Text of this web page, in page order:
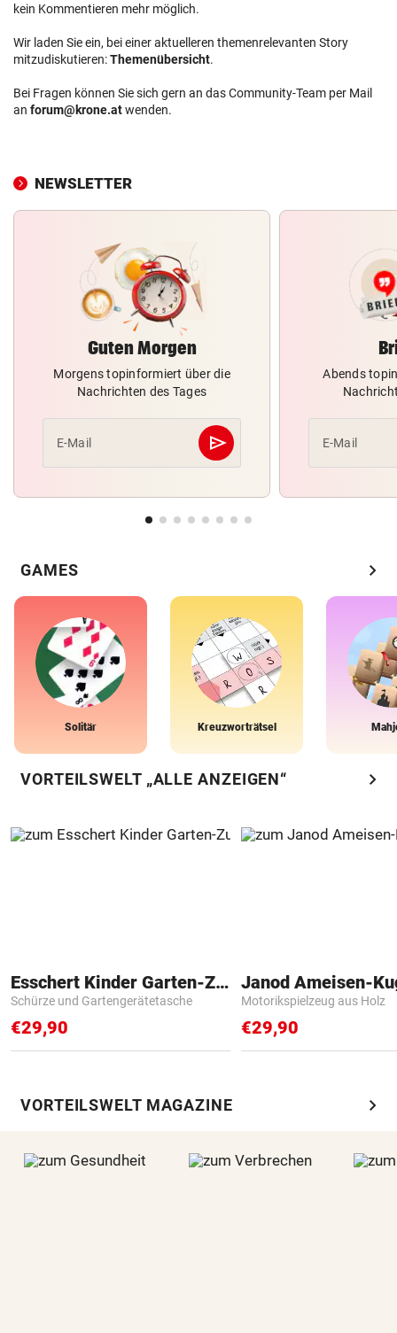
kein Kommentieren mehr möglich.
Wir laden Sie ein, bei einer aktuelleren themenrelevanten Story
mitzudiskutieren:Themenübersicht.
Bei Fragen können Sie sich gern an das Community-Team per Mail
an forum@krone.atwenden.
NEWSLETTER
Guten Morgen
Morgens topinformiert über die
Nachrichten des Tages
E-Mail send
Abschicken
Abends
E-Mail
GAMES chevron_right
Solitär Kreuzworträtsel
VORTEILSWELT „ALLE ANZEIGEN“ chevron_right
Esschert Kinder Garten-Zubehör
Schürze und Gartengerätetasche
€29,90
Janod Ameisen-
Motorikspielzeug aus Holz
€29,90
VORTEILSWELT MAGAZINE chevron_right